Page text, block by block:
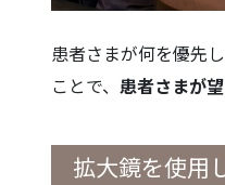
患者さまが何を優先
ことで、 患者さまが
拡大鏡を使用